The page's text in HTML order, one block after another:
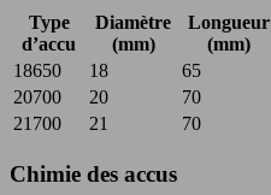
Type
d’accu
Diamètre
(mm)
Longueur
(mm)
18650
18 65
20700
20 70
21700
21 70
Chimie des accus